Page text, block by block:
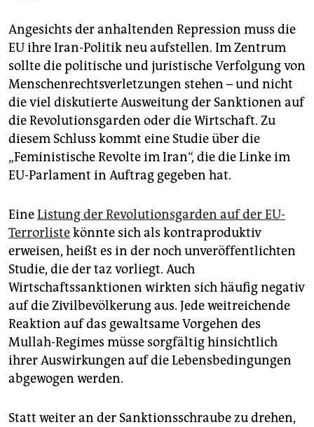
genossenschaft
epaper login
Angesichts der anhaltenden Repression muss die
EU ihre Iran-Politik neu aufstellen. Im Zentrum
sollte die politische und juristische Verfolgung von
Menschenrechtsverletzungen stehen – und nicht
die viel diskutierte Ausweitung der Sanktionen auf
die Revolutionsgarden oder die Wirtschaft. Zu
diesem Schluss kommt eine Studie über die
„Feministische Revolte im Iran“, die die Linke im
EU-Parlament in Auftrag gegeben hat.
EineListung der Revolutionsgarden auf der EU-
Terrorlistekönnte sich als kontraproduktiv
erweisen, heißt es in der noch unveröffentlichten
Studie, die der taz vorliegt. Auch
Wirtschaftssanktionen wirkten sich häufig negativ
auf die Zivilbevölkerung aus. Jede weitreichende
Reaktion auf das gewaltsame Vorgehen des
Mullah-Regimes müsse sorgfältig hinsichtlich
ihrer Auswirkungen auf die Lebensbedingungen
abgewogen werden.
Statt weiter an der Sanktionsschraube zu drehen,